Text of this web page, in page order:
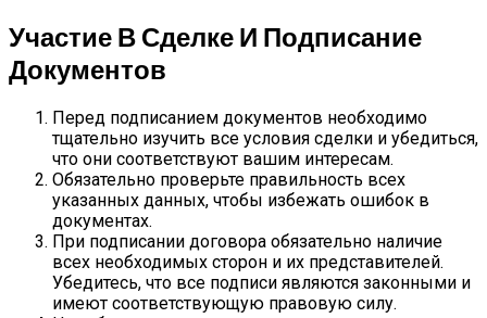
Участие В Сделке И Подписание
Документов
Перед подписанием документов необходимо
тщательно изучить все условия сделки и убедиться,
что они соответствуют вашим интересам.
Обязательно проверьте правильность всех
указанных данных, чтобы избежать ошибок в
документах.
При подписании договора обязательно наличие
всех необходимых сторон и их представителей.
Убедитесь, что все подписи являются законными и
имеют соответствующую правовую силу.